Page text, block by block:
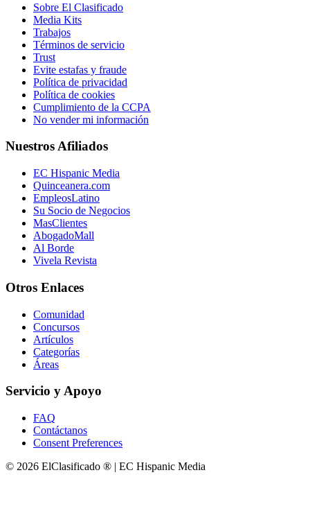
Sobre El Clasificado
Media Kits
Trabajos
Términos de servicio
Trust
Evite estafas y fraude
Política de privacidad
Política de cookies
Cumplimiento de la CCPA
No vender mi información
Nuestros Afiliados
EC Hispanic Media
Quinceanera.com
EmpleosLatino
Su Socio de Negocios
MasClientes
AbogadoMall
Al Borde
Vivela Revista
Otros Enlaces
Comunidad
Concursos
Artículos
Categorías
Áreas
Servicio y Apoyo
FAQ
Contáctanos
Consent Preferences
© 2026 ElClasificado ® | EC Hispanic Media